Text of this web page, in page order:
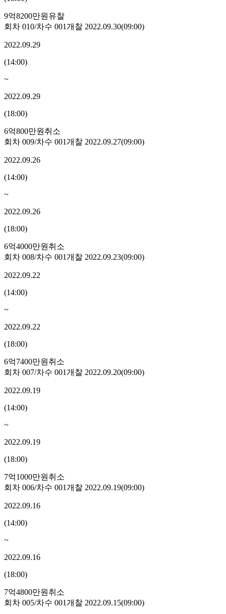
9억8200만원 유찰
회차 010/차수 001개찰 2022.09.30(09:00)
2022.09.29
(14:00)
~
2022.09.29
(18:00)
6억800만원 취소
회차 009/차수 001개찰 2022.09.27(09:00)
2022.09.26
(14:00)
~
2022.09.26
(18:00)
6억4000만원 취소
회차 008/차수 001개찰 2022.09.23(09:00)
2022.09.22
(14:00)
~
2022.09.22
(18:00)
6억7400만원 취소
회차 007/차수 001개찰 2022.09.20(09:00)
2022.09.19
(14:00)
~
2022.09.19
(18:00)
7억1000만원 취소
회차 006/차수 001개찰 2022.09.19(09:00)
2022.09.16
(14:00)
~
2022.09.16
(18:00)
7억4800만원 취소
회차 005/차수 001개찰 2022.09.15(09:00)